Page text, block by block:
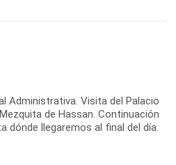
Administrativa. Visita del Palacio
de Hassan. Continuación
dónde llegaremos al final del día.